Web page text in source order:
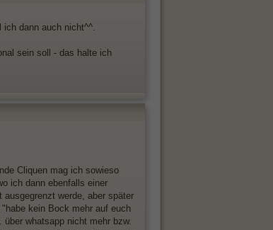
ich dann auch nicht^^.
sein soll - das halte ich
Cliquen mag ich sowieso
ich dann ebenfalls einer
werde, aber später
kein Bock mehr auf euch
whatsapp nicht mehr bzw.